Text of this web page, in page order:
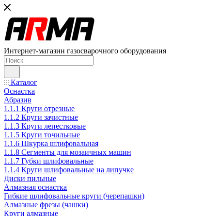
Интернет-магазин газосварочного оборудования
Каталог
Оснастка
Абразив
1.1.1 Круги отрезные
1.1.2 Круги зачистные
1.1.3 Круги лепестковые
1.1.5 Круги точильные
1.1.6 Шкурка шлифовальная
1.1.8 Сегменты для мозаичных машин
1.1.7 Губки шлифовальные
1.1.4 Круги шлифовальные на липучке
Диски пильные
Алмазная оснастка
Гибкие шлифовальные круги (черепашки)
Алмазные фрезы (чашки)
Круги алмазные